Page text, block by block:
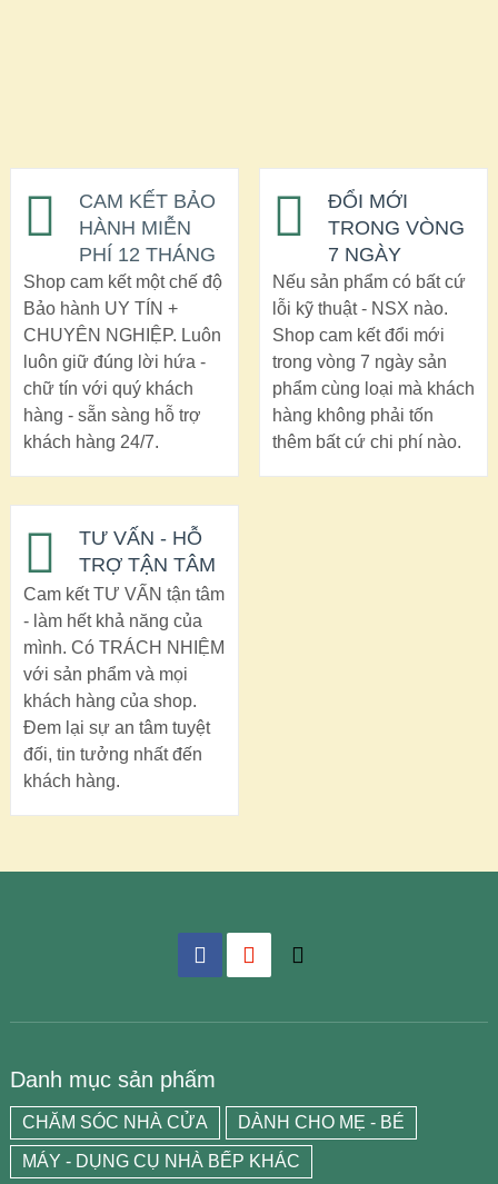
CAM KẾT BẢO
HÀNH MIỄN
PHÍ 12 THÁNG
Shop cam kết một chế độ
Bảo hành UY TÍN +
CHUYÊN NGHIỆP. Luôn
luôn giữ đúng lời hứa -
chữ tín với quý khách
hàng - sẵn sàng hỗ trợ
khách hàng 24/7.
ĐỔI MỚI
TRONG VÒNG
7 NGÀY
Nếu sản phẩm có bất cứ
lỗi kỹ thuật - NSX nào.
Shop cam kết đổi mới
trong vòng 7 ngày sản
phẩm cùng loại mà khách
hàng không phải tốn
thêm bất cứ chi phí nào.
TƯ VẤN - HỖ
TRỢ TẬN TÂM
Cam kết TƯ VẤN tận tâm
- làm hết khả năng của
mình. Có TRÁCH NHIỆM
với sản phẩm và mọi
khách hàng của shop.
Đem lại sự an tâm tuyệt
đối, tin tưởng nhất đến
khách hàng.
Danh mục sản phẩm
CHĂM SÓC NHÀ CỬA DÀNH CHO MẸ - BÉ
MÁY - DỤNG CỤ NHÀ BẾP KHÁC